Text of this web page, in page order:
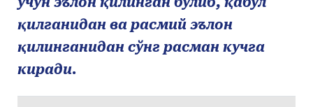
қилганидан ва расмий эълон
қилинганидан сўнг расман кучга
киради.